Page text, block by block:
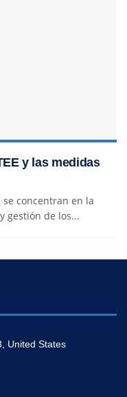
y las medidas
se concentran en la
gestión de los...
United States